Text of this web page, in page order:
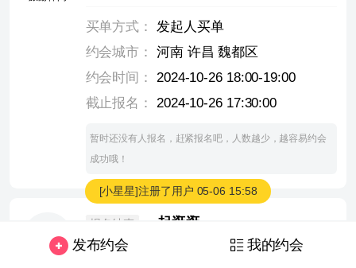
买单方式：
发起人买单
约会城市：
河南 许昌 魏都区
约会时间：
2024-10-26 18:00-19:00
截止报名：
2024-10-26 17:30:00
暂时还没有人报名，赶紧报名吧，人数越少，越容易约会
成功哦！
报名结束 一起逛逛
46岁 171cm
发布约会 我的约会
[小星星]注册了用户 05-06 15:58